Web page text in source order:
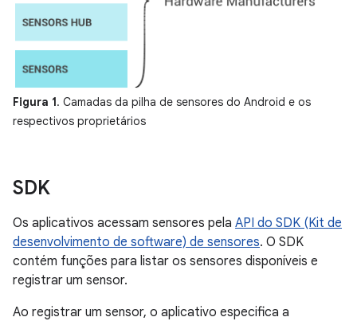
Figura 1. Camadas da pilha de sensores do Android e os
respectivos proprietários
SDK
Os aplicativos acessam sensores pela API do SDK (Kit de
desenvolvimento de software) de sensores. O SDK
contém funções para listar os sensores disponíveis e
registrar um sensor.
Ao registrar um sensor, o aplicativo especifica a